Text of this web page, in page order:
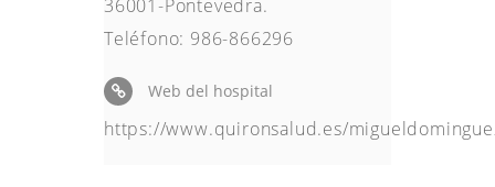
36001-Pontevedra.
Teléfono: 986-866296
Web del hospital
https://www.quironsalud.es/